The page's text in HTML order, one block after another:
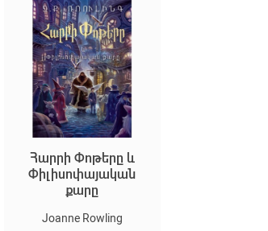
Հարրի Փոթերը և
Փիլիսոփայական
քարը
Joanne Rowling